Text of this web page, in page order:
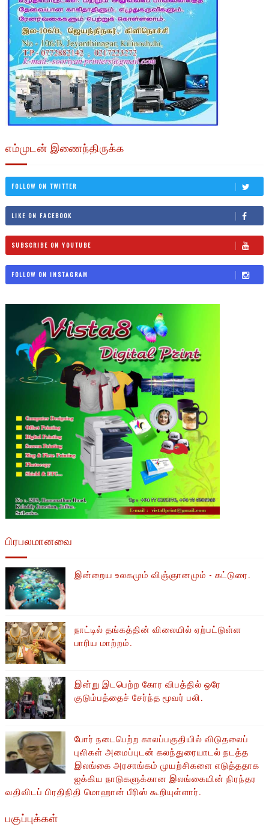
எம்முடன் இணைந்திருக்க
FOLLOW ON TWITTER
LIKE ON FACEBOOK
SUBSCRIBE ON YOUTUBE
FOLLOW ON INSTAGRAM
பிரபலமானவை
இன்றைய உலகமும் விஞ்ஞானமும் - கட்டுரை.
நாட்டில் தங்கத்தின் விலையில் ஏற்பட்டுள்ள
பாரிய மாற்றம்.
இன்று இடபெற்ற கோர விபத்தில் ஒரே
குடும்பத்தைச் சேர்ந்த மூவர் பலி.
போர் நடைபெற்ற காலப்பகுதியில் ​​விடுதலைப்
புலிகள் அமைப்புடன் கலந்துரையாடல் நடத்த
இலங்கை அரசாங்கம் முயற்சிகளை எடுத்ததாக
ஐக்கிய நாடுகளுக்கான இலங்கையின் நிரந்தர
வதிவிடப் பிரதிநிதி மொஹான் பீரிஸ் கூறியுள்ளார்.
பகுப்புக்கள்